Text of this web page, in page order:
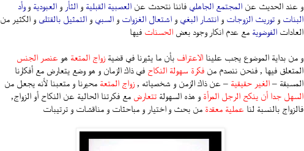
و عند الحديث عن المجتمع الجاهلي فاننا نتحدث عن العصبية القبلية و الثأر و العبودية و وأد
البنات و توريث الزوجات و انتشار البغي و اشتعال الغزوات و السبي و التمثيل بالقتلى و الكثير من
العادات الفوضوية مع عدم انكار وجود بعض الحسنات فيها
و من بداية الموضوع يجب علينا الاعتراف بأن ما يثيرنا في قضيةزواج المتعة هو عنصر الجنس
المتعلق فيها , فنحن ننصدم من فكرة سهولة النكاح في ذاك الزمان و هو وضع يتعارض مع أفكارنا
المسبقة – الغير حقيقية – عن ذاك الزمن و شخصياته , زواج المتعة محيرنا و متعبنا لأنه يجعل من
السهل جدا أن ينكح الرجل المرأة و هذه السهولة تتعارض مع فكرتنا الحالية عن النكاح أو الزواج,
فالزواج بالنسبة لنا عملية معقدة من بحث و اختيار و مباحثات و مناقشات و ترتيبات